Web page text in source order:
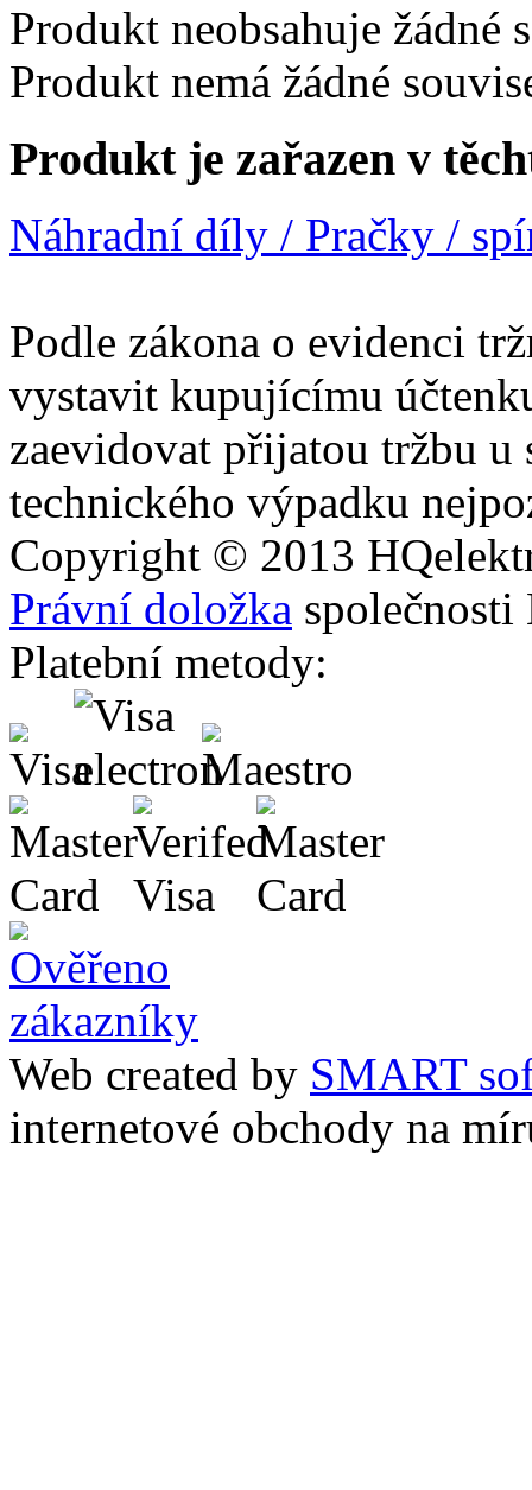
Produkt neobsahuje žádné
Produkt nemá žádné
Produkt je zařazen v
Náhradní díly / Pračky /
Podle zákona o evidenci
vystavit kupujícímu
zaevidovat přijatou tržbu u
technického výpadku
Copyright © 2013 HQ
Právní doložka
Platební metody:
Web created by SMART
internetové obchody na